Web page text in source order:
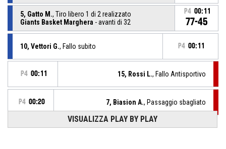
5, Gatto M., Tiro libero 1 di 2 realizzato
Giants Basket Marghera - avanti di 32
P4 00:11
77-45
10, Vettori G., Fallo subito P4 00:11
P4 00:11 15, Rossi L., Fallo Antisportivo
P4 00:20 7, Biasion A., Passaggio sbagliato
P4 00:20 5, Beretta A., Sostituzione - Entra
VISUALIZZA PLAY BY PLAY